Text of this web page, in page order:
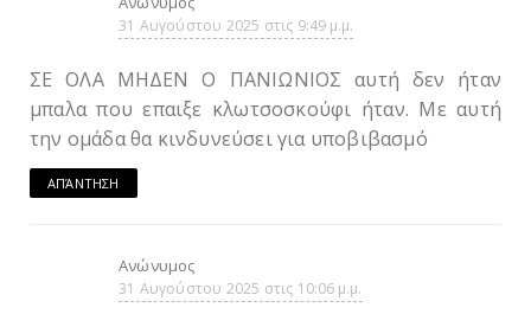
31 Αυγούστου 2025 στις 9:49 μ.μ.
ΣΕ ΟΛΑ ΜΗΔΕΝ Ο ΠΑΝΙΩΝΙΟΣ αυτή δεν ήταν
μπαλα που επαιξε κλωτσοσκούφι ήταν. Με αυτή
την ομάδα θα κινδυνεύσει για υποβιβασμό
ΑΠΆΝΤΗΣΗ
Ανώνυμος
31 Αυγούστου 2025 στις 10:06 μ.μ.